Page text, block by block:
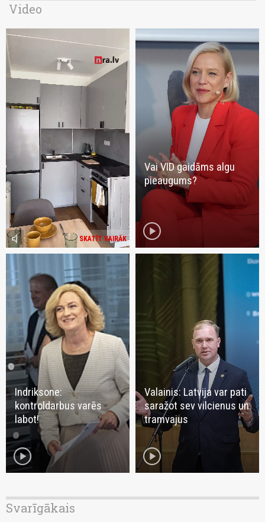
Video
SKATĪT VAIRĀK
volume_mute
Vai VID gaidāms algu
pieaugums?
play_circle
Indriksone:
kontroldarbus varēs
labot!
play_circle
Valainis: Latvija var pati
saražot sev vilcienus un
tramvajus
play_circle
Svarīgākais